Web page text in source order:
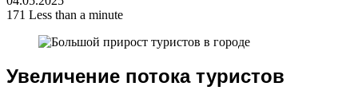
171 Less than a minute
Увеличение потока туристов